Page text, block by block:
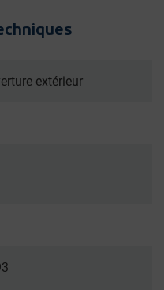
extérieur